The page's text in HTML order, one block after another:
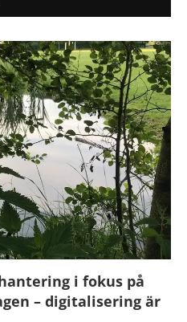
i fokus på
– digitalisering är